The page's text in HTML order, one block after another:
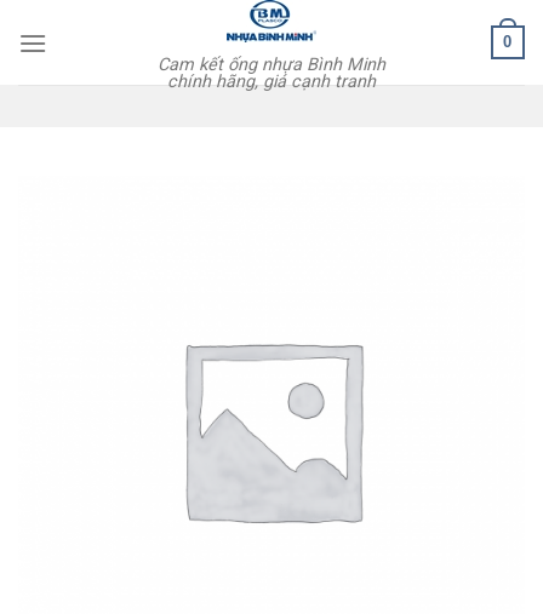
Cam kết ống nhựa Bình Minh
chính hãng, giá cạnh tranh
0